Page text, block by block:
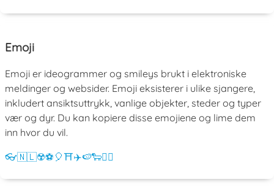
Emoji
Emoji er ideogrammer og smileys brukt i elektroniske
meldinger og websider. Emoji eksisterer i ulike sjangere,
inkludert ansiktsuttrykk, vanlige objekter, steder og typer
vær og dyr. Du kan kopiere disse emojiene og lime dem
inn hvor du vil.
👓🇳🇱☢️⚽ 🎈⛩️✈️🍉🐑💁‍♀️